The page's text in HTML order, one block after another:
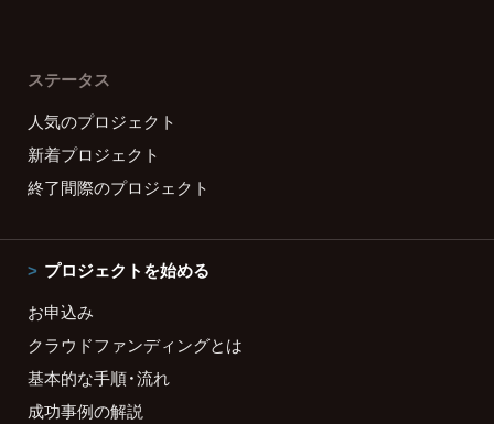
ステータス
人気のプロジェクト
新着プロジェクト
終了間際のプロジェクト
プロジェクトを始める
お申込み
クラウドファンディングとは
基本的な手順・流れ
成功事例の解説